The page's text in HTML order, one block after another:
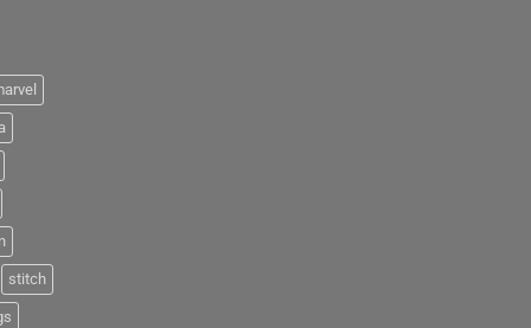
stitch